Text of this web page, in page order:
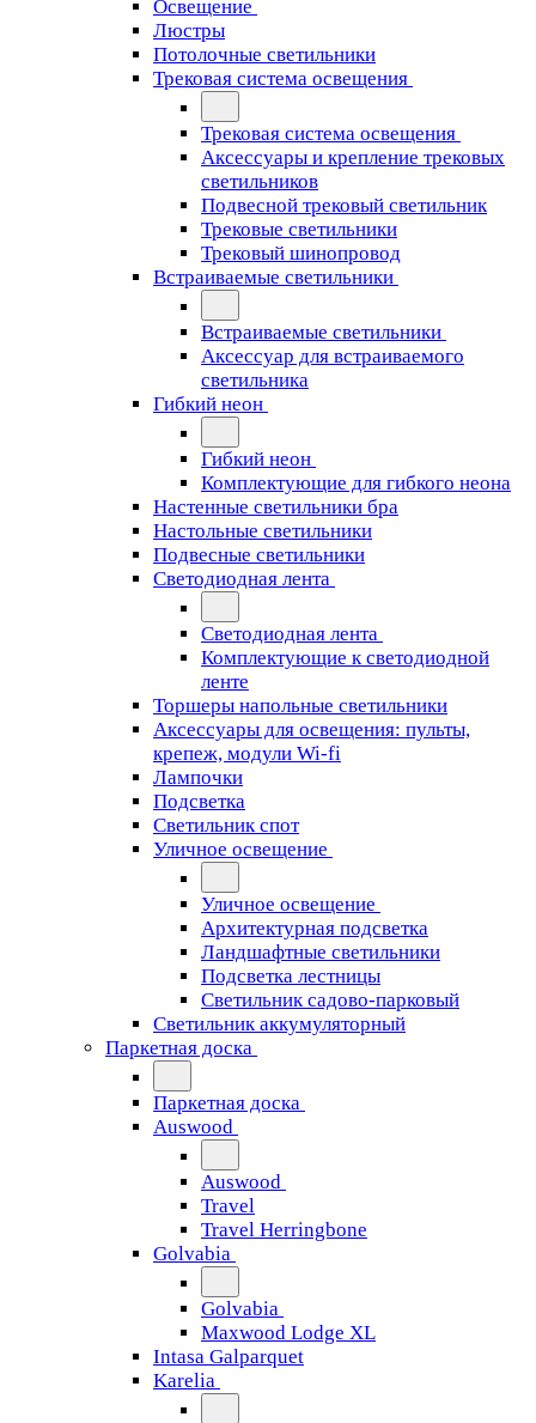
Освещение
Люстры
Потолочные светильники
Трековая система освещения
Трековая система освещения
Аксессуары и крепление трековых
светильников
Подвесной трековый светильник
Трековые светильники
Трековый шинопровод
Встраиваемые светильники
Встраиваемые светильники
Аксессуар для встраиваемого
светильника
Гибкий неон
Гибкий неон
Комплектующие для гибкого неона
Настенные светильники бра
Настольные светильники
Подвесные светильники
Светодиодная лента
Светодиодная лента
Комплектующие к светодиодной
ленте
Торшеры напольные светильники
Аксессуары для освещения: пульты,
крепеж, модули Wi-fi
Лампочки
Подсветка
Светильник спот
Уличное освещение
Уличное освещение
Архитектурная подсветка
Ландшафтные светильники
Подсветка лестницы
Светильник садово-парковый
Светильник аккумуляторный
Паркетная доска
Паркетная доска
Auswood
Auswood
Travel
Travel Herringbone
Golvabia
Golvabia
Maxwood Lodge XL
Intasa Galparquet
Karelia